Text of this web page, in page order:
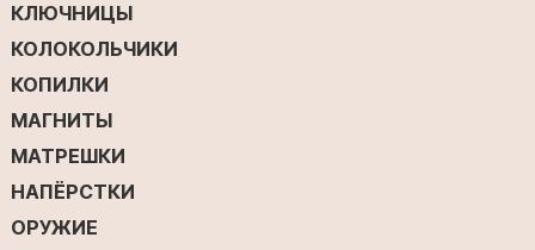
КЛЮЧНИЦЫ
КОЛОКОЛЬЧИКИ
КОПИЛКИ
МАГНИТЫ
МАТРЕШКИ
НАПЁРСТКИ
ОРУЖИЕ